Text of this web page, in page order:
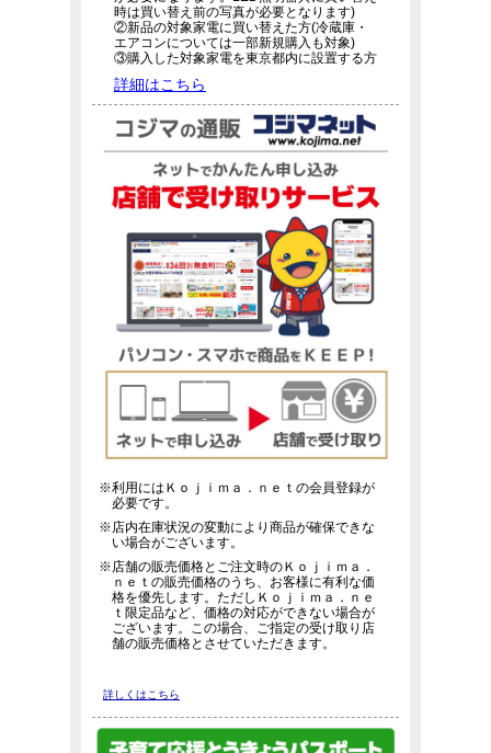
時は買い替え前の写真が必要となります)
②新品の対象家電に買い替えた方(冷蔵庫・
エアコンについては一部新規購入も対象)
③購入した対象家電を東京都内に設置する方
詳細はこちら
※利用にはＫｏｊｉｍａ．ｎｅｔの会員登録が
必要です。
※店内在庫状況の変動により商品が確保できな
い場合がございます。
※店舗の販売価格とご注文時のＫｏｊｉｍａ．
ｎｅｔの販売価格のうち、お客様に有利な価
格を優先します。ただしＫｏｊｉｍａ．ｎｅ
ｔ限定品など、価格の対応ができない場合が
ございます。この場合、ご指定の受け取り店
舗の販売価格とさせていただきます。
詳しくはこちら